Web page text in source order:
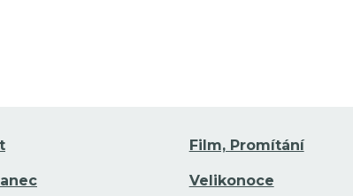
Film, Promítání
Velikonoce